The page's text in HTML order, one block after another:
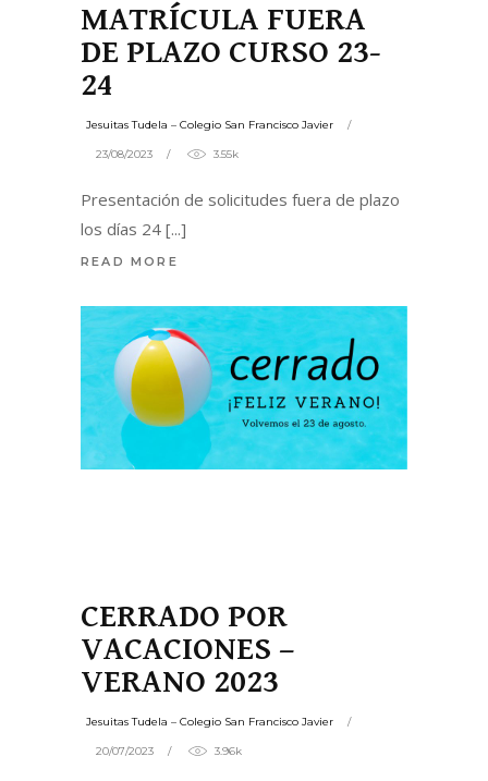
MATRÍCULA FUERA
DE PLAZO CURSO 23-
24
Jesuitas Tudela – Colegio San Francisco Javier
23/08/2023 3.55k
Presentación de solicitudes fuera de plazo
los días 24
READ MORE
CERRADO POR
VACACIONES –
VERANO 2023
Jesuitas Tudela – Colegio San Francisco Javier
20/07/2023 3.96k